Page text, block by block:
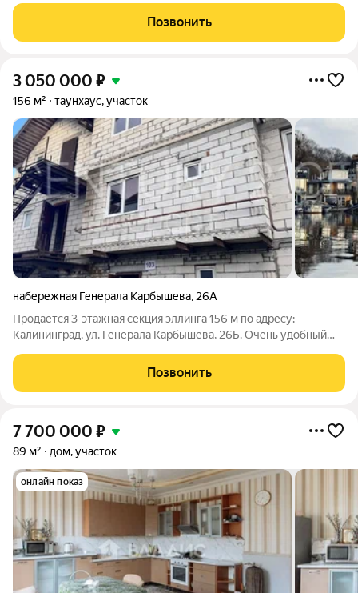
Совмещенный просторный санузел( 5 м2); Кухонный гарнитур,
диван, стол 2 этаж - «Спальный
Позвонить
3 050 000 ₽
156 м² таунхаус, участок
набережная Генерала Карбышева, 26А
Продаётся 3-этажная секция эллинга 156 м по адресу:
Калининград, ул. Генерала Карбышева, 26Б. Очень удобный
использовать как эллинг/гараж/мастерскую или сделать
полноценный жилой дом в историческом
Позвонить
7 700 000 ₽
89 м² дом, участок
онлайн показ